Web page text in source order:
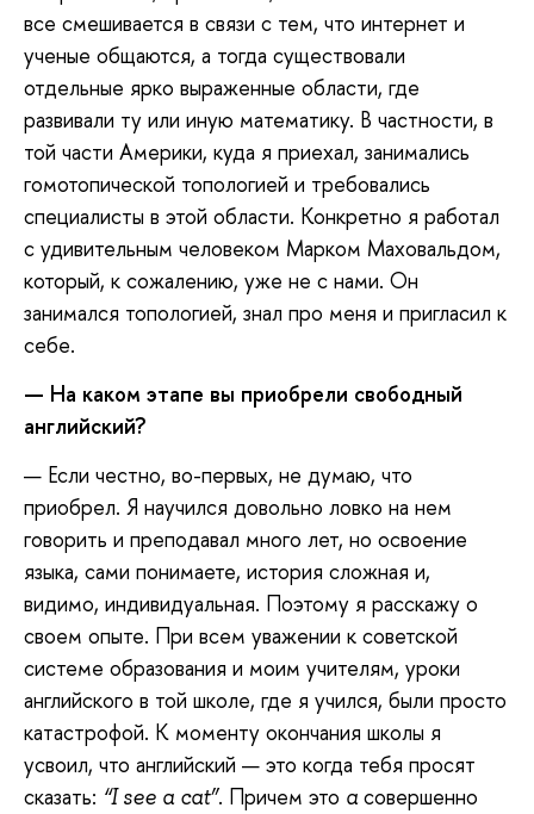
все смешивается в связи с тем, что интернет и
ученые общаются, а тогда существовали
отдельные ярко выраженные области, где
развивали ту или иную математику. В частности, в
той части Америки, куда я приехал, занимались
гомотопической топологией и требовались
специалисты в этой области. Конкретно я работал
с удивительным человеком Марком Маховальдом,
который, к сожалению, уже не с нами. Он
занимался топологией, знал про меня и пригласил к
себе.
— На каком этапе вы приобрели свободный
английский?
— Если честно, во-первых, не думаю, что
приобрел. Я научился довольно ловко на нем
говорить и преподавал много лет, но освоение
языка, сами понимаете, история сложная и,
видимо, индивидуальная. Поэтому я расскажу о
своем опыте. При всем уважении к советской
системе образования и моим учителям, уроки
английского в той школе, где я учился, были просто
катастрофой. К моменту окончания школы я
усвоил, что английский — это когда тебя просят
сказать: “I see a cat”. Причем это aсовершенно